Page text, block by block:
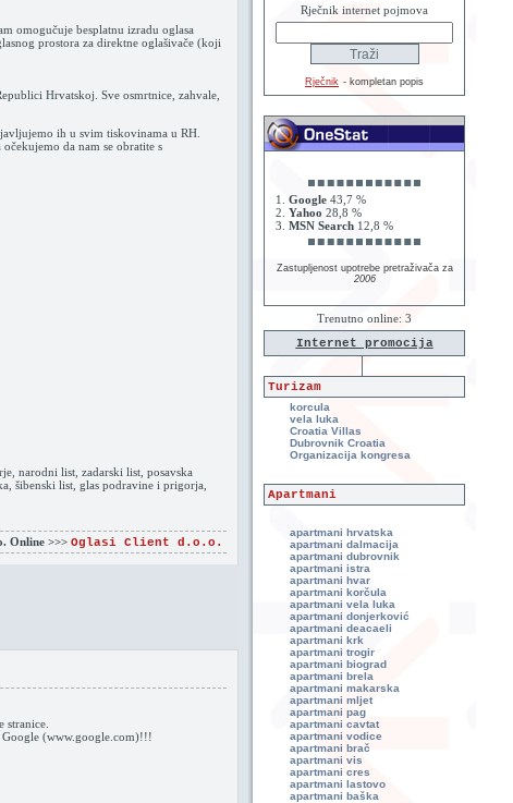
omogučuje besplatnu izradu oglasa
prostora za direktne oglašivače (koji
Hrvatskoj. Sve osmrtnice, zahvale,
ih u svim tiskovinama u RH.
da nam se obratite s
narodni list, zadarski list, posavska
šibenski list, glas podravine i prigorja,
Online >>> Oglasi Client d.o.o.
stranice.
Google (www.google.com)!!!
Rječnik internet pojmova
Rječnik - kompletan popis
1. Google 43,7 %
2. Yahoo 28,8 %
3. MSN Search 12,8 %
Zastupljenost upotrebe pretraživača za
2006
Trenutno online: 3
Internet promocija
Turizam
korcula
vela luka
Croatia Villas
Dubrovnik Croatia
Organizacija kongresa
Apartmani
apartmani hrvatska
apartmani dalmacija
apartmani dubrovnik
apartmani istra
apartmani hvar
apartmani korčula
apartmani vela luka
apartmani donjerković
apartmani deacaeli
apartmani krk
apartmani trogir
apartmani biograd
apartmani brela
apartmani makarska
apartmani mljet
apartmani pag
apartmani cavtat
apartmani vodice
apartmani brač
apartmani vis
apartmani cres
apartmani lastovo
apartmani baška